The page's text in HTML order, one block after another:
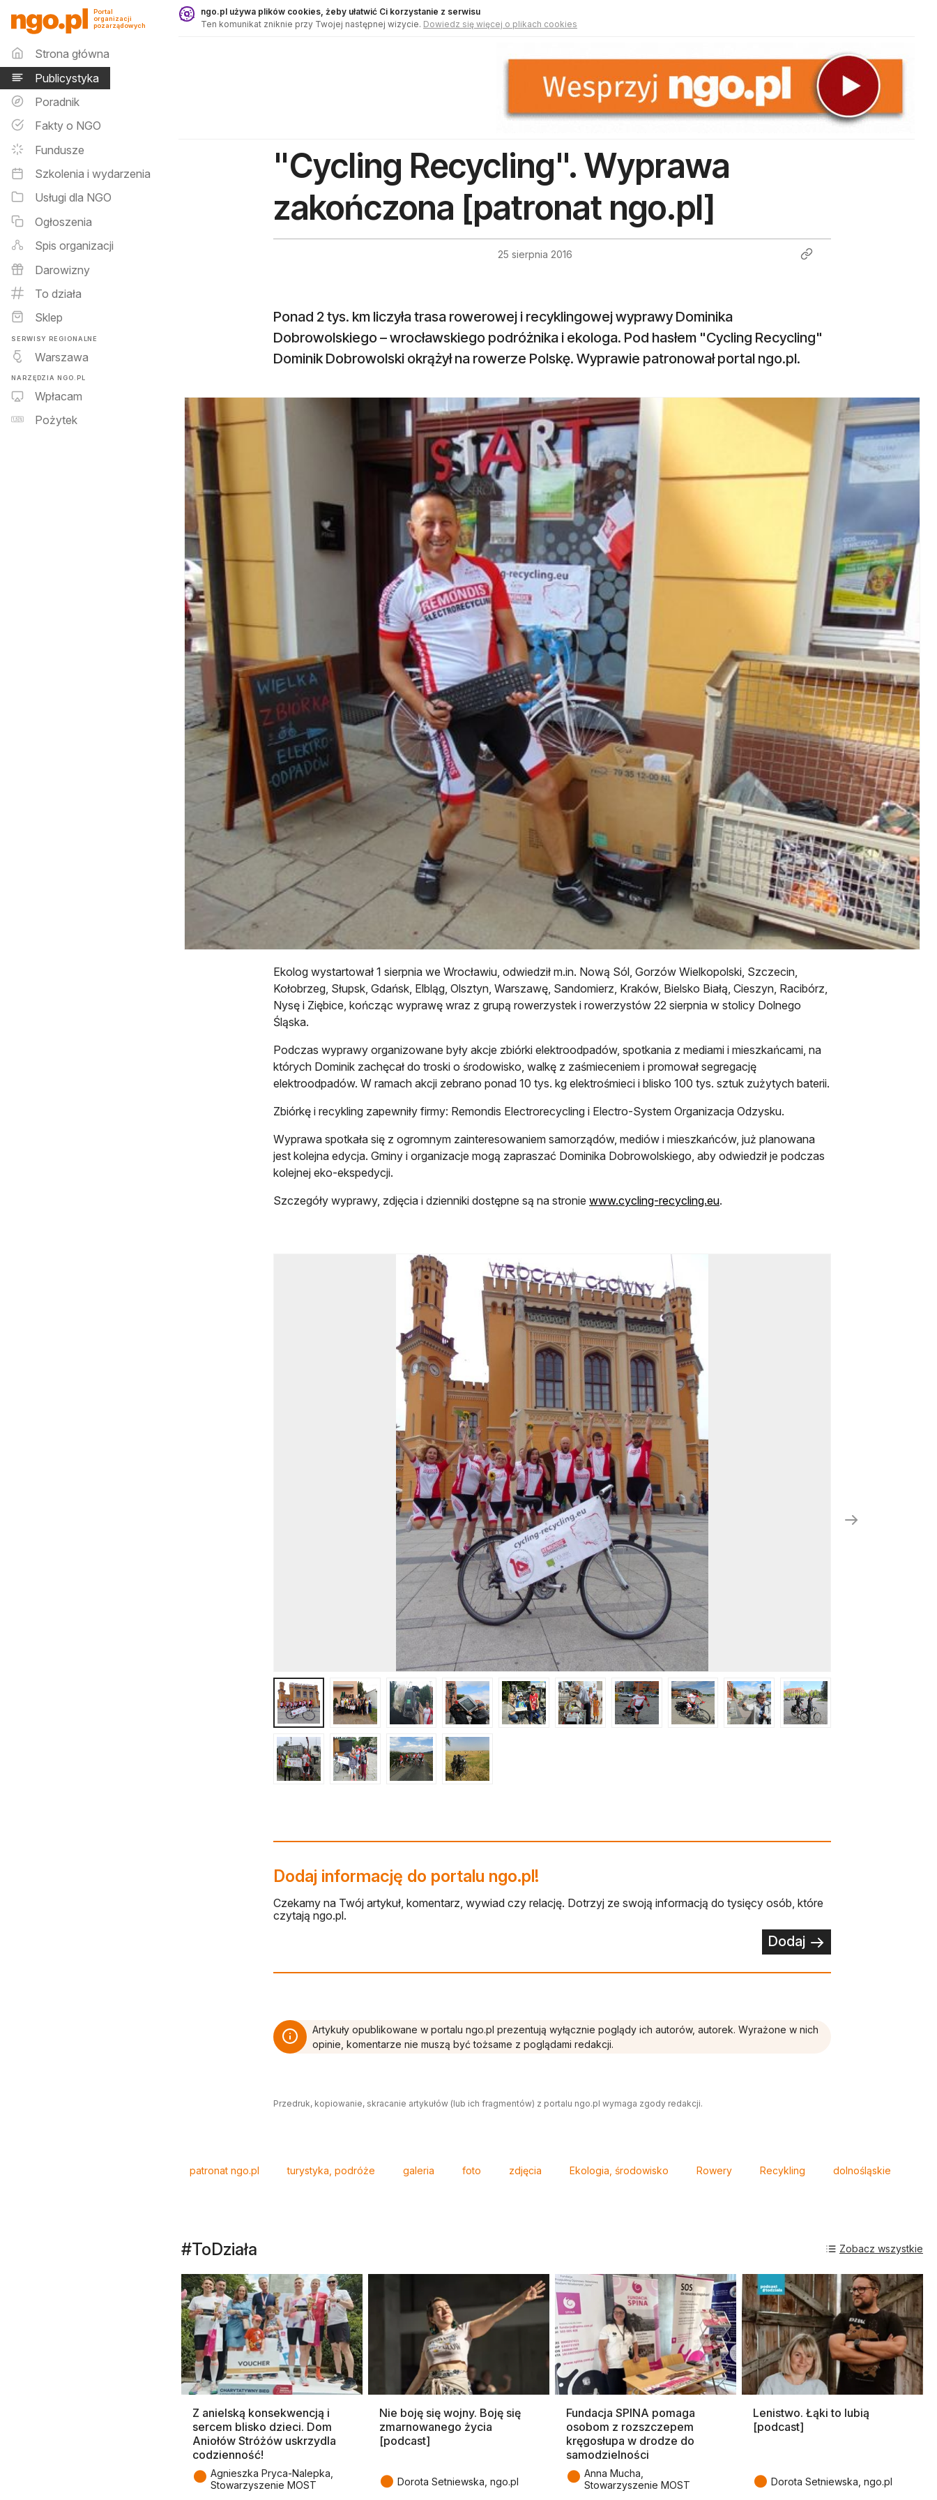
Publicystyka - ngo.pl
Portal
organizacji
pozarządowych
Menu główne
Strona główna
Publicystyka
Poradnik
Fakty o NGO
Fundusze
Szkolenia i wydarzenia
Usługi dla NGO
Ogłoszenia
Spis organizacji
Darowizny
To działa
Sklep
SERWISY REGIONALNE
Warszawa
NARZĘDZIA NGO.PL
Wpłacam
Pożytek
ngo.pl używa plików cookies, żeby ułatwić Ci korzystanie z serwisu
Ten komunikat zniknie przy Twojej następnej wizycie. Dowiedz się więcej o plikach cookies
"Cycling Recycling". Wyprawa
zakończona [patronat ngo.pl]
25 sierpnia 2016
Ponad 2 tys. km liczyła trasa rowerowej i recyklingowej wyprawy Dominika
Dobrowolskiego – wrocławskiego podróżnika i ekologa. Pod hasłem "Cycling Recycling"
Dominik Dobrowolski okrążył na rowerze Polskę. Wyprawie patronował portal ngo.pl.
Ekolog wystartował 1 sierpnia we Wrocławiu, odwiedził m.in. Nową Sól, Gorzów Wielkopolski, Szczecin,
Kołobrzeg, Słupsk, Gdańsk, Elbląg, Olsztyn, Warszawę, Sandomierz, Kraków, Bielsko Białą, Cieszyn, Racibórz,
Nysę i Ziębice, kończąc wyprawę wraz z grupą rowerzystek i rowerzystów 22 sierpnia w stolicy Dolnego
Śląska.
Podczas wyprawy organizowane były akcje zbiórki elektroodpadów, spotkania z mediami i mieszkańcami, na
których Dominik zachęcał do troski o środowisko, walkę z zaśmieceniem i promował segregację
elektroodpadów. W ramach akcji zebrano ponad 10 tys. kg elektrośmieci i blisko 100 tys. sztuk zużytych baterii.
Zbiórkę i recykling zapewniły firmy: Remondis Electrorecycling i Electro-System Organizacja Odzysku.
Wyprawa spotkała się z ogromnym zainteresowaniem samorządów, mediów i mieszkańców, już planowana
jest kolejna edycja. Gminy i organizacje mogą zapraszać Dominika Dobrowolskiego, aby odwiedził je podczas
kolejnej eko-ekspedycji.
Szczegóły wyprawy, zdjęcia i dzienniki dostępne są na stronie www.cycling-recycling.eu.
Dodaj informację do portalu ngo.pl!
Czekamy na Twój artykuł, komentarz, wywiad czy relację. Dotrzyj ze swoją informacją do tysięcy osób, które
czytają ngo.pl.
Dodaj
Artykuły opublikowane w portalu ngo.pl prezentują wyłącznie poglądy ich autorów, autorek. Wyrażone w nich
opinie, komentarze nie muszą być tożsame z poglądami redakcji.
Przedruk, kopiowanie, skracanie artykułów (lub ich fragmentów) z portalu ngo.pl wymaga zgody redakcji.
patronat ngo.pl turystyka, podróże galeria foto zdjęcia Ekologia, środowisko Rowery Recykling dolnośląskie
#ToDziała
Z anielską konsekwencją i
sercem blisko dzieci. Dom
Aniołów Stróżów uskrzydla
codzienność!
● Agnieszka Pryca-Nalepka,
Stowarzyszenie MOST
Nie boję się wojny. Boję się
zmarnowanego życia
[podcast]
● Dorota Setniewska, ngo.pl
Fundacja SPINA pomaga
osobom z rozszczepem
kręgosłupa w drodze do
samodzielności
● Anna Mucha,
Stowarzyszenie MOST
Lenistwo. Łąki to lubią
[podcast]
● Dorota Setniewska, ngo.pl
Zobacz wszystkie